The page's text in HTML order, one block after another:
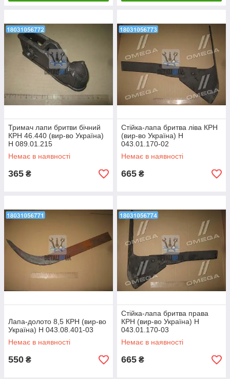
Тримач лапи бритви бічний
КРН 46.440 (вир-во Україна)
Н 089.01.215
Немає в наявності
365 ₴
Стійка-лапа бритва ліва КРН
(вир-во Україна) Н
043.01.170-02
Немає в наявності
665 ₴
Лапа-долото 8,5 КРН (вир-во
Україна) Н 043.08.401-03
Немає в наявності
550 ₴
Стійка-лапа бритва права
КРН (вир-во Україна) Н
043.01.170-03
Немає в наявності
665 ₴